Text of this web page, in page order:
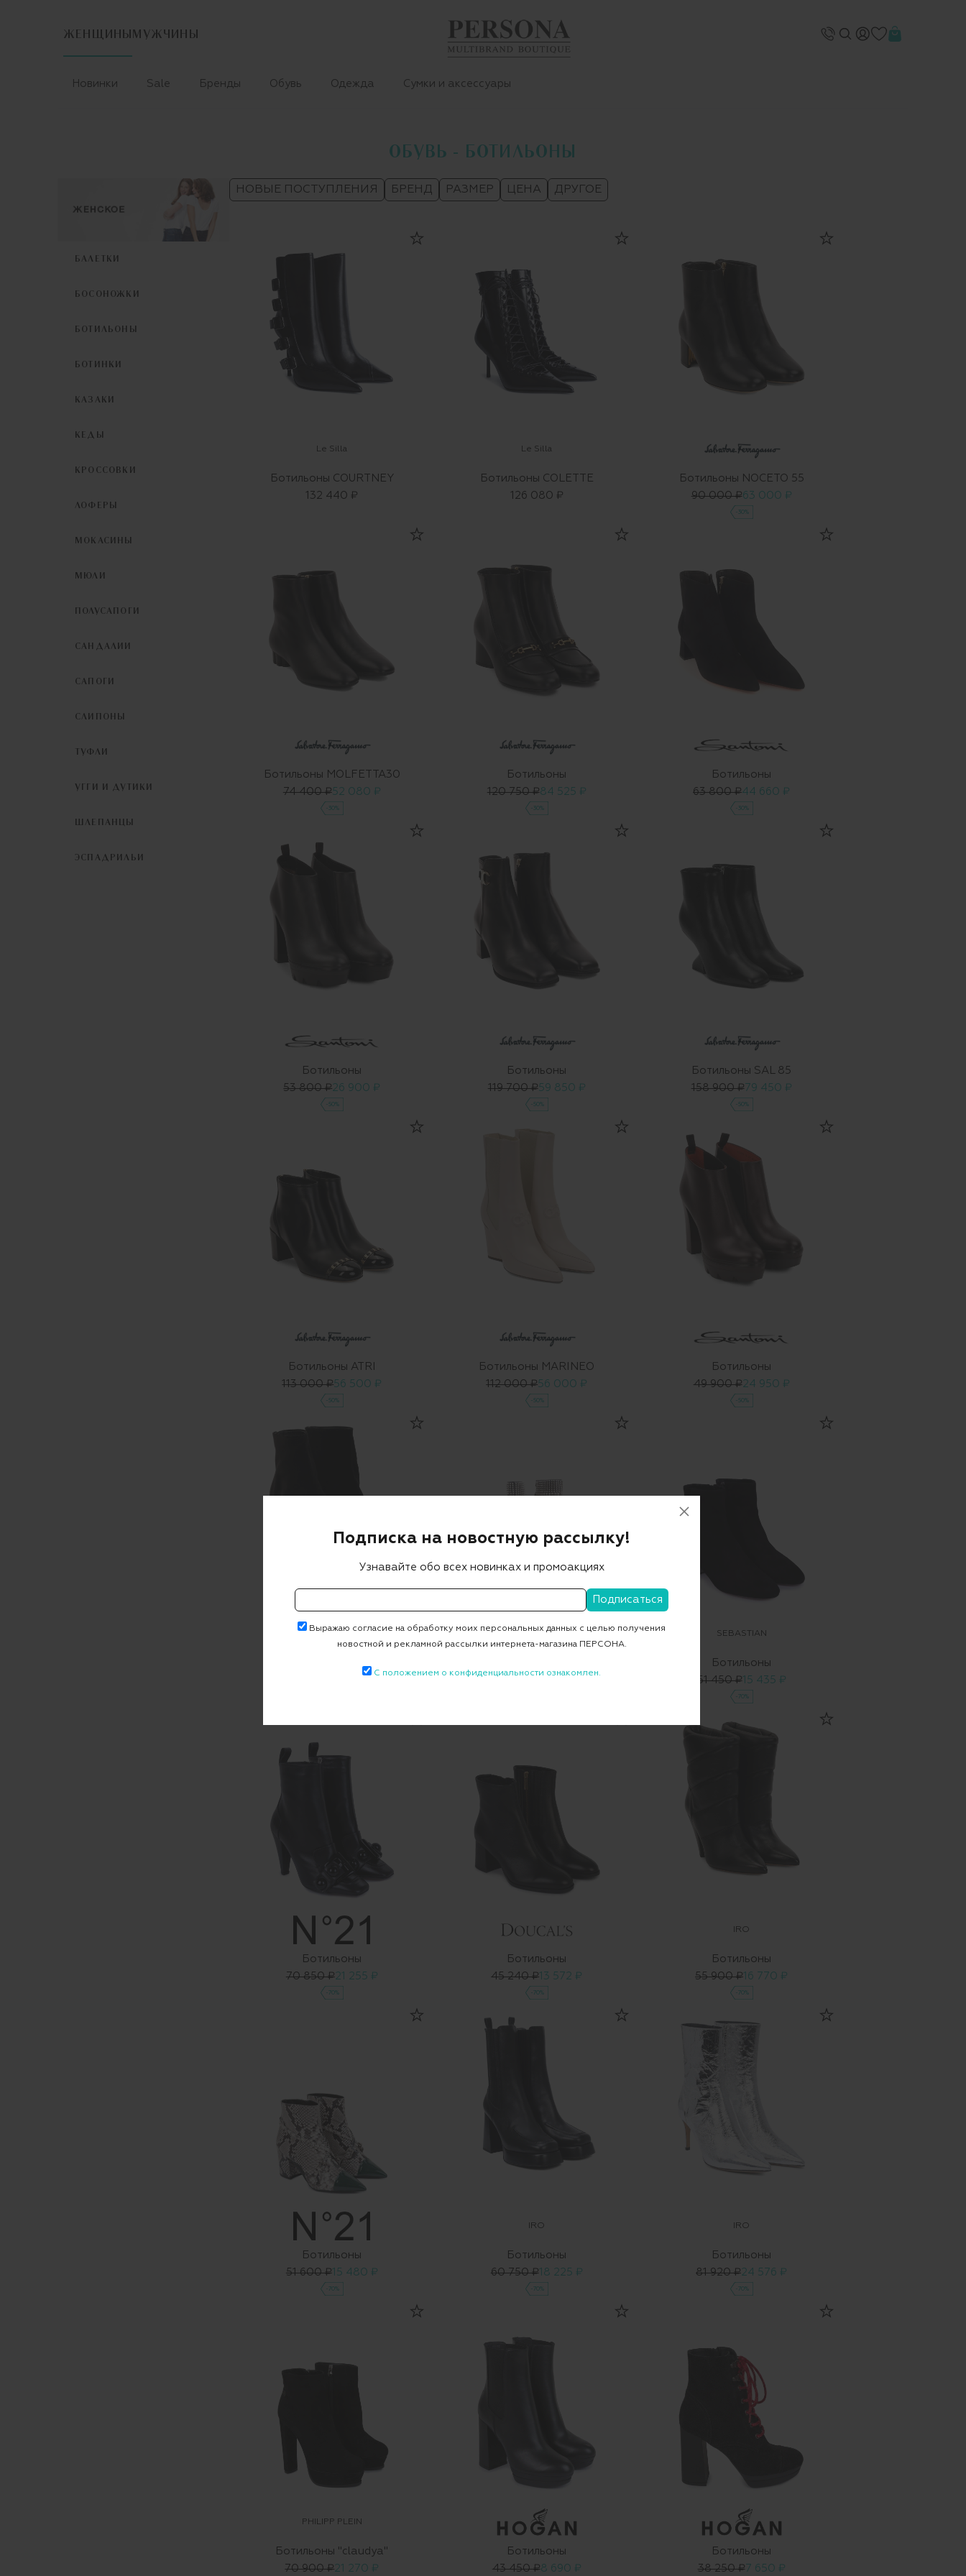
ЖЕНЩИНЫ МУЖЧИНЫ
Новинки Sale Бренды Обувь Одежда Сумки и аксессуары
ОБУВЬ - БОТИЛЬОНЫ
БАЛЕТКИ
БОСОНОЖКИ
БОТИЛЬОНЫ
БОТИНКИ
КАЗАКИ
КЕДЫ
КРОССОВКИ
ЛОФЕРЫ
МОКАСИНЫ
МЮЛИ
ПОЛУСАПОГИ
САНДАЛИИ
САПОГИ
СЛИПОНЫ
ТУФЛИ
УГГИ И ДУТИКИ
ШЛЕПАНЦЫ
ЭСПАДРИЛЬИ
НОВЫЕ ПОСТУПЛЕНИЯ БРЕНД РАЗМЕР ЦЕНА ДРУГОЕ
Le Silla
Ботильоны COURTNEY
132 440 ₽
Le Silla
Ботильоны COLETTE
126 080 ₽
Ботильоны NOCETO 55
90 000 ₽63 000 ₽
-30%
Ботильоны MOLFETTA30
74 400 ₽52 080 ₽
-30%
Ботильоны
120 750 ₽84 525 ₽
-30%
Ботильоны
63 800 ₽44 660 ₽
-30%
Ботильоны
53 800 ₽26 900 ₽
-50%
Ботильоны
119 700 ₽ 59 850 ₽
-50%
Ботильоны SAL 85
158 900 ₽ 79 450 ₽
-50%
Ботильоны ATRI
113 000 ₽56 500 ₽
-50%
Ботильоны MARINEO
112 000 ₽56 000 ₽
-50%
Ботильоны
49 900 ₽24 950 ₽
-50%
PHILIPP PLEIN
148 500 ₽
SEBASTIAN
Ботильоны
51 450 ₽15 435 ₽
-70%
Ботильоны
70 850 ₽21 255 ₽
-70%
Ботильоны
45 240 ₽13 572 ₽
-70%
IRO
Ботильоны
55 900 ₽16 770 ₽
-70%
Ботильоны
51 600 ₽15 480 ₽
-70%
IRO
Ботильоны
60 750 ₽18 225 ₽
-70%
IRO
Ботильоны
81 920 ₽24 576 ₽
-70%
PHILIPP PLEIN
Ботильоны "claudya"
70 900 ₽21 270 ₽
Ботильоны
43 450 ₽8 690 ₽
Ботильоны
38 250 ₽ 7 650 ₽
Подписка на новостную рассылку!
Узнавайте обо всех новинках и промоакциях
Выражаю согласие на обработку моих персональных данных с целью получения
новостной и рекламной рассылки интернета-магазина ПЕРСОНА.
С положением о конфиденциальности ознакомлен.